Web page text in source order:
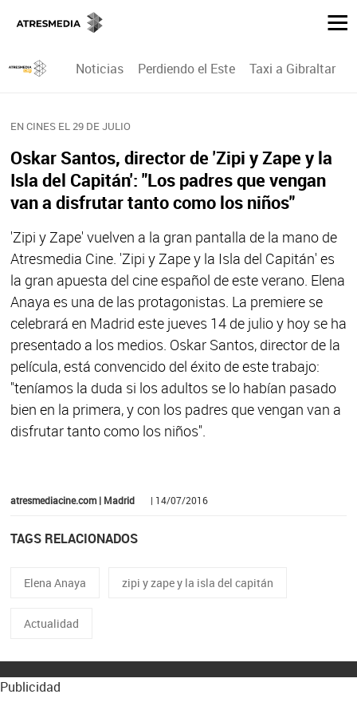
Noticias Perdiendo el Este Taxi a Gibraltar
EN CINES EL 29 DE JULIO
Oskar Santos, director de 'Zipi y Zape y la
Isla del Capitán': "Los padres que vengan
van a disfrutar tanto como los niños"
'Zipi y Zape' vuelven a la gran pantalla de la mano de
Atresmedia Cine. 'Zipi y Zape y la Isla del Capitán' es
la gran apuesta del cine español de este verano. Elena
Anaya es una de las protagonistas. La premiere se
celebrará en Madrid este jueves 14 de julio y hoy se ha
presentado a los medios. Oskar Santos, director de la
película, está convencido del éxito de este trabajo:
"teníamos la duda si los adultos se lo habían pasado
bien en la primera, y con los padres que vengan van a
disfrutar tanto como los niños".
atresmediacine.com | Madrid | 14/07/2016
TAGS RELACIONADOS
Elena Anaya zipi y zape y la isla del capitán
Actualidad
Publicidad